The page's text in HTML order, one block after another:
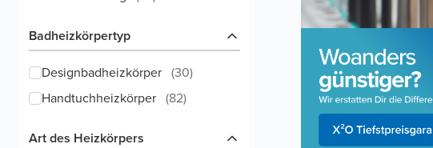
Badheizkörpertyp
Designbadheizkörper (30)
Handtuchheizkörper (82)
Art des Heizkörpers